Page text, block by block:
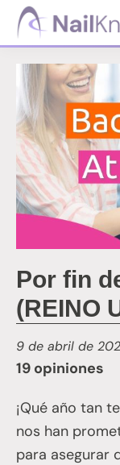
Saltar
principal
Saltar
página
de
uñas
Por fin
(REINO
9 de abril de
19 opiniones
¡Qué año tan
nos han
para asegurar